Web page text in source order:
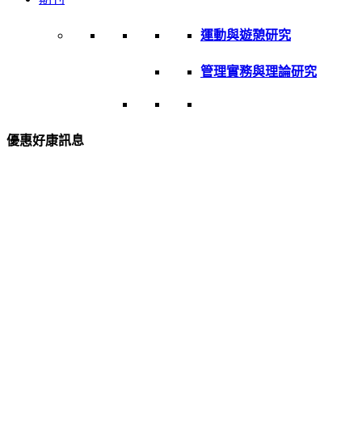
運動與遊憩研究
管理實務與理論研究
優惠好康訊息